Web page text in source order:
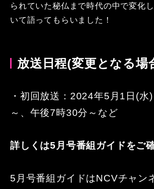
られていた秘仏まで時代の中で変化
いて語ってもらいました！
放送日程(変更となる場
・ 初回放送：2024年5月1日(
～、午後7時30分～など
詳しくは5月号番組ガイドをご
5月号番組ガイドはNCVチャン